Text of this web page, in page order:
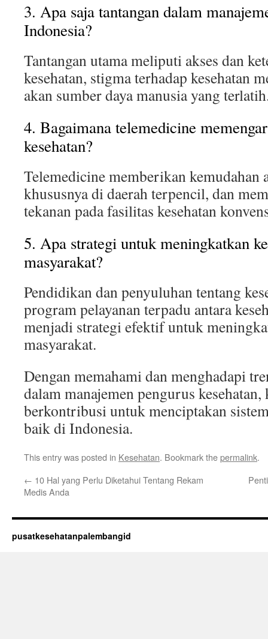
3. Apa saja tantangan dalam
Indonesia?
Tantangan utama meliputi akses dan
kesehatan, stigma terhadap kesehatan
akan sumber daya manusia yang
4. Bagaimana telemedicine
kesehatan?
Telemedicine memberikan kemudahan
khususnya di daerah terpencil, dan
tekanan pada fasilitas kesehatan
5. Apa strategi untuk meningkatkan
masyarakat?
Pendidikan dan penyuluhan tentang
program pelayanan terpadu antara
menjadi strategi efektif untuk
masyarakat.
Dengan memahami dan menghadapi
dalam manajemen pengurus kesehatan,
berkontribusi untuk menciptakan
baik di Indonesia.
This entry was posted in Kesehatan. Bookmark thepermalink.
← 10 Hal yang Perlu Diketahui Tentang Rekam
Medis Anda
pusatkesehatanpalembangid